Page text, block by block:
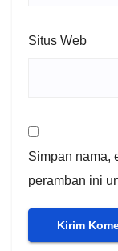
Situs Web
Simpan nama,
peramban ini